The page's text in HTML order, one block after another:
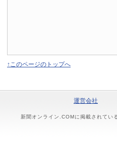
↑このページのトップへ
運営会社
新聞オンライン.COMに掲載されてい